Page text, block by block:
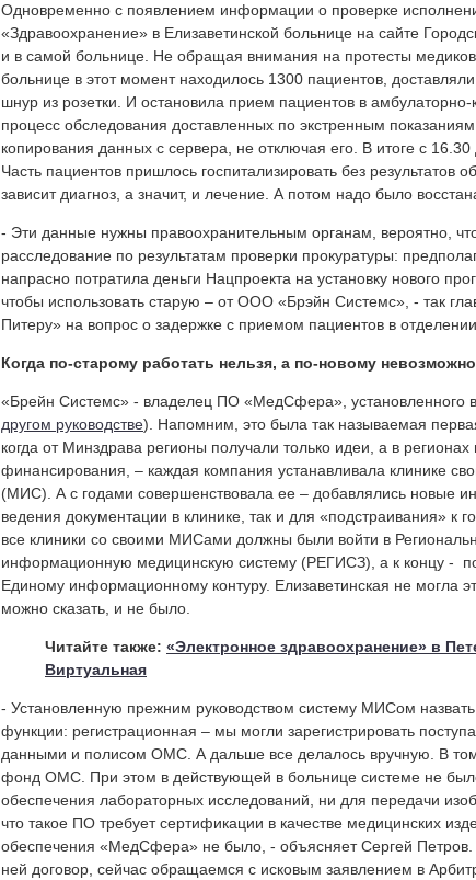
Одновременно с появлением информации о проверке
«Здравоохранение» в Елизаветинской больнице на сайте
и в самой больнице. Не обращая внимания на протесты
больнице в этот момент находилось 1300 пациентов,
шнур из розетки. И остановила прием пациентов в
процесс обследования доставленных по экстренным
копирования данных с сервера, не отключая его. В итоге с
Часть пациентов пришлось госпитализировать без результатов
зависит диагноз, а значит, и лечение. А потом надо было
- Эти данные нужны правоохранительным органам, вероятно,
расследование по результатам проверки прокуратуры:
напрасно потратила деньги Нацпроекта на установку нового
чтобы использовать старую – от ООО «Брэйн Системс», - так
Питеру» на вопрос о задержке с приемом пациентов в
Когда по-старому работать нельзя, а по-новому невозможно
«Брейн Системс» - владелец ПО «МедСфера», установленного в
другом руководстве). Напомним, это была так называемая
когда от Минздрава регионы получали только идеи, а в
финансирования, – каждая компания устанавливала клинике
(МИС). А с годами совершенствовала ее – добавлялись новые
ведения документации в клинике, так и для «подстраивания» к
все клиники со своими МИСами должны были войти в
информационную медицинскую систему (РЕГИСЗ), а к концу -
Единому информационному контуру. Елизаветинская не могла
можно сказать, и не было.
Читайте также: «Электронное здравоохранение» в
Виртуальная
- Установленную прежним руководством систему МИСом
функции: регистрационная – мы могли зарегистрировать
данными и полисом ОМС. А дальше все делалось вручную. В
фонд ОМС. При этом в действующей в больнице системе не
обеспечения лабораторных исследований, ни для передачи
что такое ПО требует сертификации в качестве медицинских
обеспечения «МедСфера» не было, - объясняет Сергей
ней договор, сейчас обращаемся с исковым заявлением в